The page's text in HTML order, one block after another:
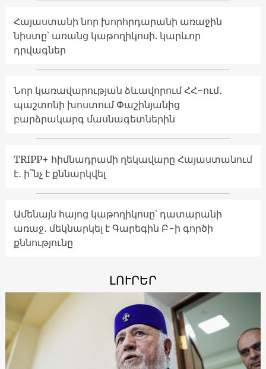
Հայաստանի նոր խորհրդարանի առաջին
նիստը՝ առանց կաթողիկոսի. կարևոր
դրվագներ
Նոր կառավարության ձևավորում ՀՀ-ում․
պաշտոնի խոստում Փաշինյանից
բարձրակարգ մասնագետներին
TRIPP+ հիմնադրամի ղեկավարը Հայաստանում
է․ ի՞նչ է քննարկվել
Ամենայն հայոց կաթողիկոսը՝ դատարանի
առաջ․ մեկնարկել է Գարեգին Բ-ի գործի
քննությունը
ԼՈՒՐԵՐ